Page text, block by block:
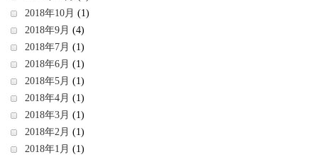
2018年10月 (1)
2018年9月 (4)
2018年7月 (1)
2018年6月 (1)
2018年5月 (1)
2018年4月 (1)
2018年3月 (1)
2018年2月 (1)
2018年1月 (1)